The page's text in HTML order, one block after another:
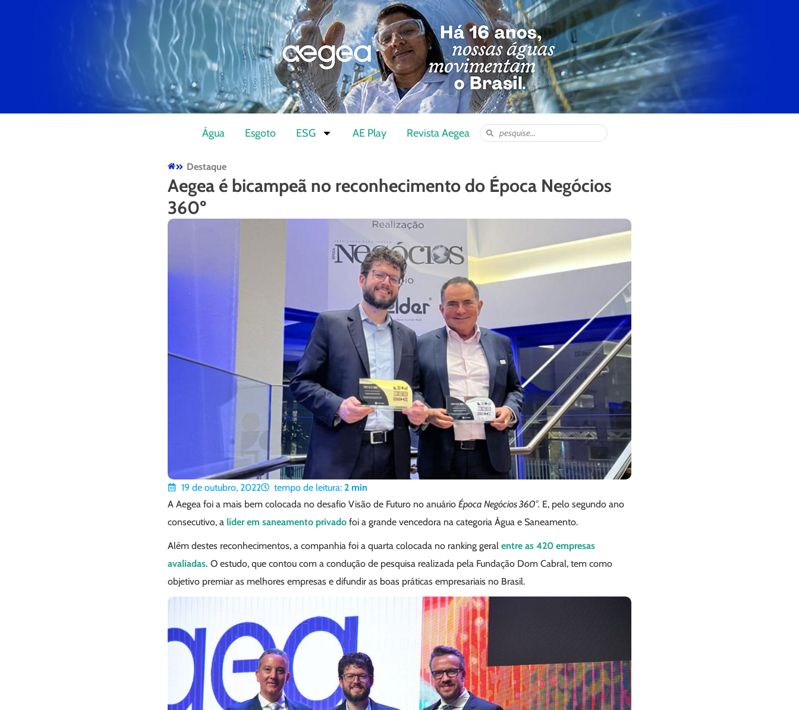
Água Esgoto ESG AE Play Revista Aegea
Destaque
Aegea é bicampeã no reconhecimento do Época Negócios
360º
19 de outubro, 2022 tempo de leitura: 2 min
A Aegea foi a mais bem colocada no desafio Visão de Futuro no anuário Época Negócios 360°. E, pelo segundo ano
consecutivo, a líder em saneamento privado foi a grande vencedora na categoria Água e Saneamento.
Além destes reconhecimentos, a companhia foi a quarta colocada no ranking geral entre as 420 empresas
avaliadas. O estudo, que contou com a condução de pesquisa realizada pela Fundação Dom Cabral, tem como
objetivo premiar as melhores empresas e difundir as boas práticas empresariais no Brasil.